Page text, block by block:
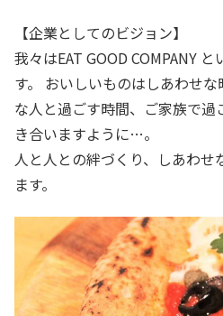
【企業としてのビジョン】
我々はEAT GOOD COMPANY
す。 おいしいものはしあわせ
な人と過ごす時間、ご家族で
き合いますように…。
人と人との絆づくり、しあわせ
ます。